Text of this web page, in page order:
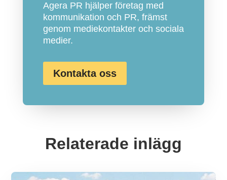
Agera PR hjälper företag med
kommunikation och PR, främst
genom mediekontakter och sociala
medier.
Kontakta oss
Relaterade inlägg